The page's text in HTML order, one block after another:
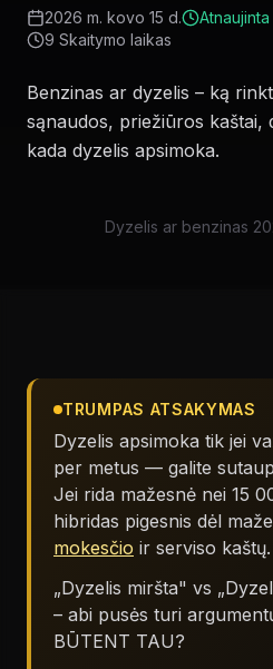
2026 m. kovo 15 d. Atnaujinta
9 Skaitymo laikas
Benzinas ar dyzelis – ką
sąnaudos, priežiūros kaštai,
kada dyzelis apsimoka.
Dyzelis ar benzinas
TRUMPAS ATSAKYMAS
Dyzelis apsimoka tik jei
per metus — galite
Jei rida mažesnė nei 15
hibridas pigesnis dėl
mokesčio ir serviso kaštų.
„Dyzelis miršta" vs
– abi pusės turi
BŪTENT TAU?